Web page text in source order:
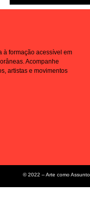
à formação acessível em
Acompanhe
artistas e movimentos
© 2022 – Arte como Assunto